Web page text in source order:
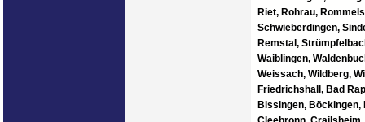
Riet, Rohrau,
Schwieberdingen,
Remstal,
Waiblingen,
Weissach, Wildberg,
Friedrichshall, Bad
Bissingen,